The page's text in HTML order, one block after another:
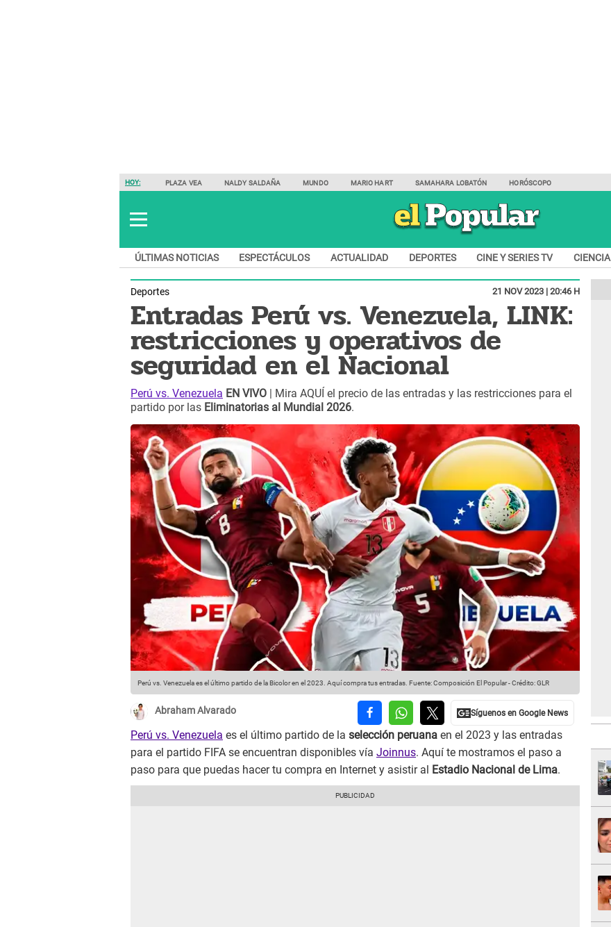
HOY: PLAZA VEA NALDY SALDAÑA MUNDO MARIO HART SAMAHARA LOBATÓN HORÓSCOPO
ÚLTIMAS NOTICIAS ESPECTÁCULOS ACTUALIDAD DEPORTES CINE Y SERIES TV CIENCIA
Deportes 21 NOV 2023 | 20:46 H
Entradas Perú vs. Venezuela, LINK:
restricciones y operativos de
seguridad en el Nacional
Perú vs. Venezuela EN VIVO | Mira AQUÍ el precio de las entradas y las restricciones para el
partido por las Eliminatorias al Mundial 2026.
Perú vs. Venezuela es el último partido de la Bicolor en el 2023. Aquí compra tus entradas. Fuente: Composición El Popular-Crédito: GLR
Abraham Alvarado
Perú vs. Venezuela es el último partido de la selección peruana en el 2023 y las entradas
para el partido FIFA se encuentran disponibles vía Joinnus. Aquí te mostramos el paso a
paso para que puedas hacer tu compra en Internet y asistir al
Estadio Nacional de Lima.